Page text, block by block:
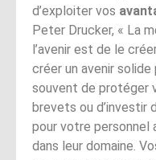
d’exploiter vos
Peter Drucker, « La
l’avenir est de le
créer un avenir
souvent de protéger
brevets ou d’investir
pour votre personnel
dans leur domaine.